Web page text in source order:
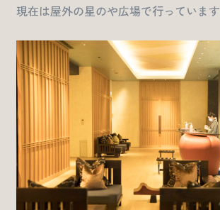
現在は屋外の星のや広場で行っています